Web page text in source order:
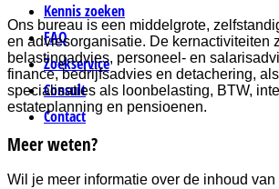
Kennis zoeken
FAQ
Zoekservice
Consult
Contact
Ons bureau is een middelgrote,
en adviesorganisatie. De kernactiviteiten
belastingadvies, personeel- en
finance, bedrijfsadvies en detachering,
specialisaties als loonbelasting, BTW,
estateplanning en pensioenen.
Meer weten?
Wil je meer informatie over de inhoud van